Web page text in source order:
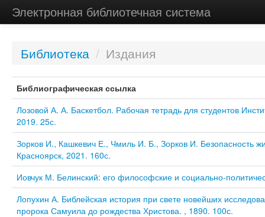
Электронная библиотечная система
Библиотека / Издания
Библиографическая ссылка
Лозовой А. А. Баскетбол. Рабочая тетрадь для студентов
2019. 25с.
Зорков И., Кашкевич Е., Чмиль И. Б., Зорков И. Безопасность
Красноярск, 2021. 160с.
Иовчук М. Белинский: его философские и социально-
Лопухин А. Библейская история при свете новейших
пророка Самуила до рождества Христова. , 1890. 100с.